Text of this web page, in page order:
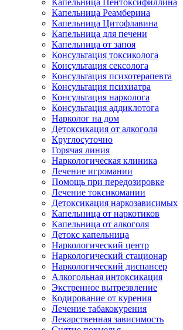
Капельница Пентоксифиллина
Капельница Реамберина
Капельница Цитофлавина
Капельница для печени
Капельница от запоя
Консультация токсиколога
Консультация сексолога
Консультация психотерапевта
Консультация психиатра
Консультация нарколога
Консультация аддиклотога
Нарколог на дом
Детоксикация от алкоголя
Круглосуточно
Горячая линия
Наркологическая клиника
Лечение игромании
Помощь при передозировке
Лечение токсикомании
Детоксикация наркозависимых
Капельница от наркотиков
Капельница от алкоголя
Детокс капельница
Наркологический центр
Наркологический стационар
Наркологический диспансер
Алкогольная интоксикация
Экстренное вытрезвление
Кодирование от курения
Лечение табакокурения
Лекарственная зависимость